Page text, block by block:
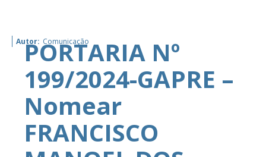
Autor: Comunicação
PORTARIA Nº
199/2024-GAPRE –
Nomear
FRANCISCO